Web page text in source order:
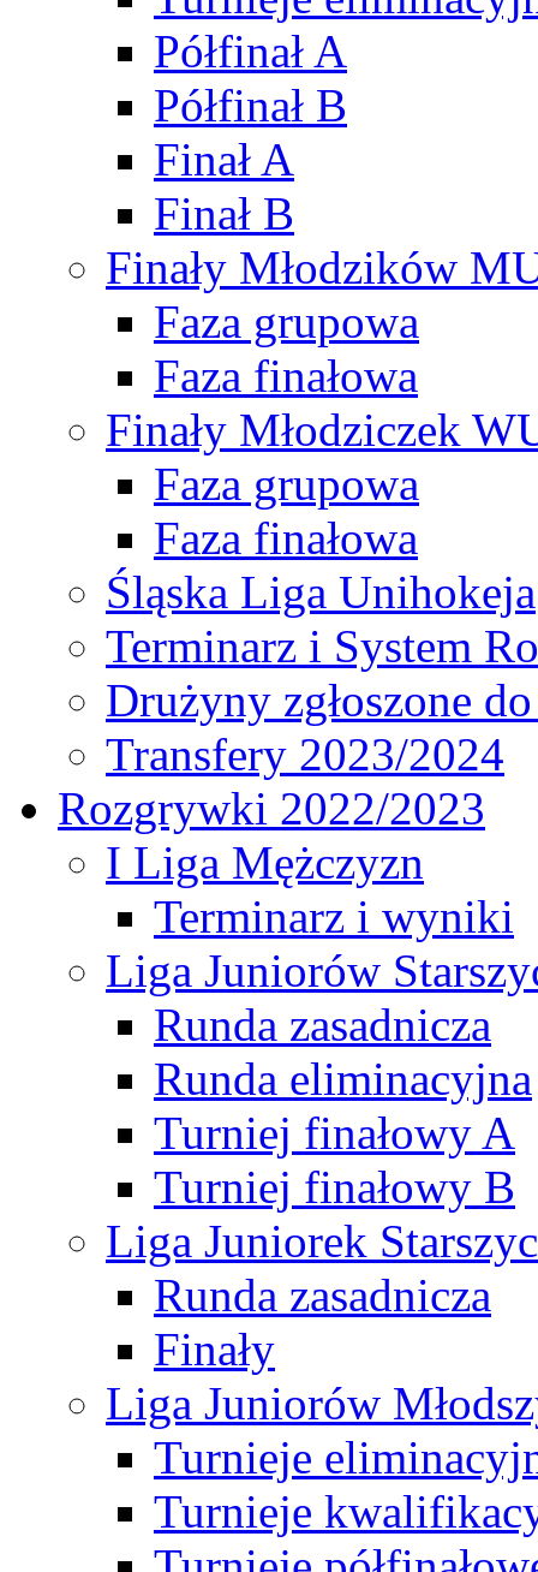
Półfinał A
Półfinał B
Finał A
Finał B
Finały Młodzików
Faza grupowa
Faza finałowa
Finały Młodziczek
Faza grupowa
Faza finałowa
Śląska Liga Unihokeja
Terminarz i System
Drużyny zgłoszone
Transfery 2023/2024
Rozgrywki 2022/2023
I Liga Mężczyzn
Terminarz i wyniki
Liga Juniorów
Runda zasadnicza
Runda eliminacyjna
Turniej finałowy A
Turniej finałowy B
Liga Juniorek
Runda zasadnicza
Finały
Liga Juniorów
Turnieje
Turnieje